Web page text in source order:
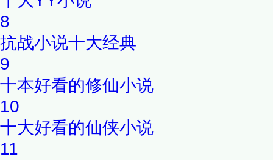
8
抗战小说十大经典
9
十本好看的修仙小说
10
十大好看的仙侠小说
11